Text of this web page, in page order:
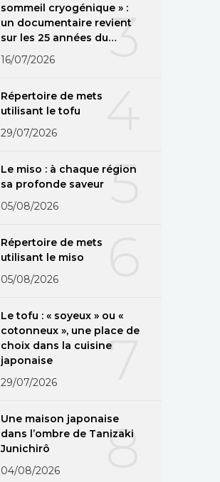
3
sommeil cryogénique » :
un documentaire revient
sur les 25 années du
groupe
16/07/2026
Répertoire de mets
utilisant le tofu
29/07/2026
5
Le miso : à chaque région
sa profonde saveur
05/08/2026
Répertoire de mets
utilisant le miso
05/08/2026
7
Le tofu : « soyeux » ou «
cotonneux », une place de
choix dans la cuisine
japonaise
29/07/2026
8
Une maison japonaise
dans l’ombre de Tanizaki
Junichirô
04/08/2026